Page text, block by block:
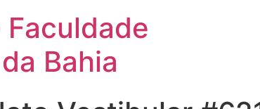
Faculdade
Bahia